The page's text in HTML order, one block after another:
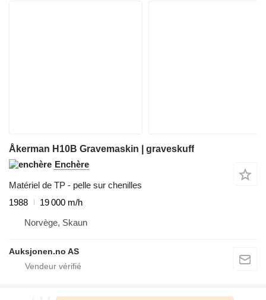
Åkerman H10B Gravemaskin | graveskuff
Enchère
Matériel de TP - pelle sur chenilles
1988
19 000 m/h
Norvège, Skaun
Auksjonen.no AS